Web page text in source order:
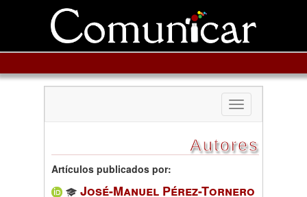
Toggle
navigation
Autores
Artículos publicados por:
José-Manuel Pérez-Tornero